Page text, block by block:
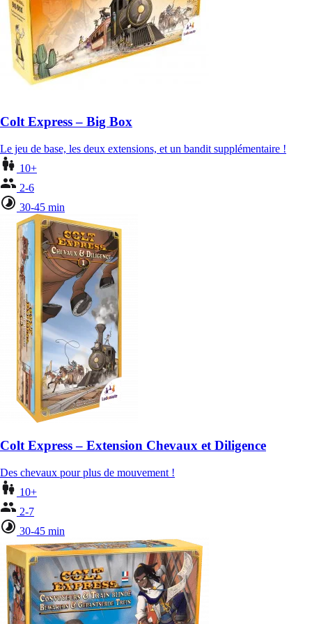
Colt Express – Big Box
Le jeu de base, les deux extensions, et un bandit supplémentaire !
10+
2-6
30-45 min
Colt Express – Extension Chevaux et Diligence
Des chevaux pour plus de mouvement !
10+
2-7
30-45 min